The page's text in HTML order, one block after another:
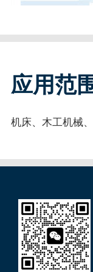
应用范
机床、木工机械